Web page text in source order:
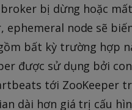
bị dừng hoặc
ephemeral node sẽ
bất kỳ trường hợp
được sử dụng bởi
tới ZooKeeper
dài hơn giá trị cấu